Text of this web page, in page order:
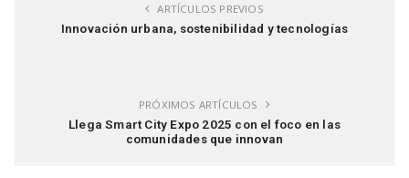
ARTÍCULOS PREVIOS
Innovación urbana, sostenibilidad y tecnologías
PRÓXIMOS ARTÍCULOS
Llega Smart City Expo 2025 con el foco en las
comunidades que innovan